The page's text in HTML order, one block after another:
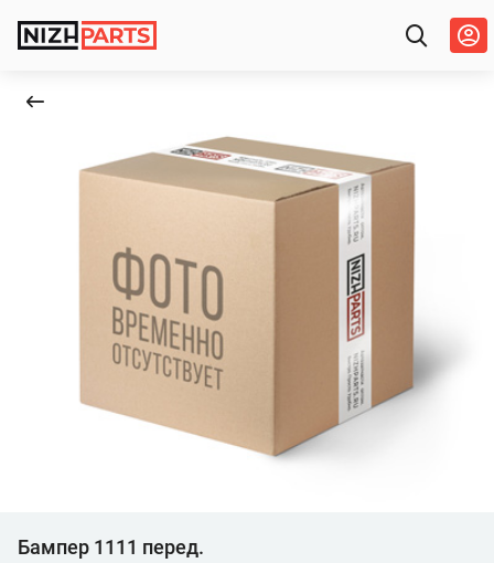
Бампер 1111 перед.